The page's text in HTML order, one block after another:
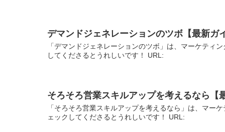
デマンドジェネレーションのツボ【最新ガ
「デマンドジェネレーションのツボ」は、マーケティ
してくださるとうれしいです！ URL:
そろそろ営業スキルアップを考えるなら【
「そろそろ営業スキルアップを考えるなら」は、マー
ェックしてくださるとうれしいです！ URL: